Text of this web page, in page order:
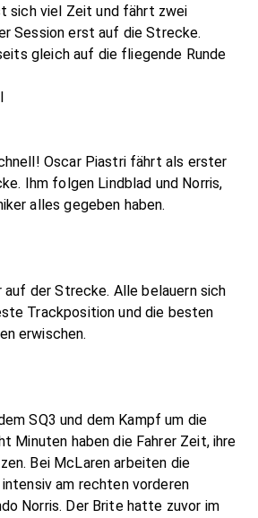
sich viel Zeit und fährt zwei
Session erst auf die Strecke.
gleich auf die fliegende Runde
Oscar Piastri fährt als erster
Ihm folgen Lindblad und Norris,
alles gegeben haben.
auf der Strecke. Alle belauern sich
Trackposition und die besten
erwischen.
SQ3 und dem Kampf um die
Minuten haben die Fahrer Zeit, ihre
Bei McLaren arbeiten die
am rechten vorderen
Norris. Der Brite hatte zuvor im